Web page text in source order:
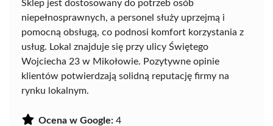
Sklep jest dostosowany do potrzeb osób
niepełnosprawnych, a personel służy uprzejmą i
pomocną obsługą, co podnosi komfort korzystania z
usług. Lokal znajduje się przy ulicy Świętego
Wojciecha 23 w Mikołowie. Pozytywne opinie
klientów potwierdzają solidną reputację firmy na
rynku lokalnym.
Ocena w Google: 4